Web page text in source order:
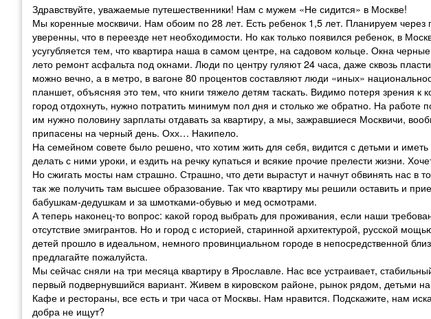
Здравствуйте, уважаемые путешественники! Нам с мужем «Не сидится» в Москве!
Мы коренные москвичи. Нам обоим по 28 лет. Есть ребенок 1,5 лет. Планируем через
уверенны, что в переезде нет необходимости. Но как только появился ребенок, в
усугубляется тем, что квартира наша в самом центре, на садовом кольце. Окна
лето ремонт асфальта под окнами. Люди по центру гуляют 24 часа, даже сквозь
можно вечно, а в метро, в вагоне 80 процентов составляют люди «иных»
планшет, объясняя это тем, что книги тяжело детям таскать. Видимо потеря зрения к
город отдохнуть, нужно потратить минимум пол дня и столько же обратно. На работе
им нужно половину зарплаты отдавать за квартиру, а мы, зажравшиеся Москвичи,
припасены на черный день. Охх… Накипело.
На семейном совете было решено, что хотим жить для себя, видится с детьми и
делать с ними уроки, и ездить на речку купаться и всякие прочие прелести жизни.
Но сжигать мосты нам страшно. Страшно, что дети вырастут и начнут обвинять нас в
так же получить там высшее образование. Так что квартиру мы решили оставить и
бабушкам-дедушкам и за шмотками-обувью и мед осмотрами.
А теперь наконец-то вопрос: какой город выбрать для проживания, если наши
отсутствие эмигрантов. Но и город с историей, старинной архитектурой, русской
детей прошло в идеальном, немного провинциальном городе в непосредственной
предлагайте пожалуйста.
Мы сейчас сняли на три месяца квартиру в Ярославле. Нас все устраивает,
первый подвернувшийся вариант. Живем в кировском районе, рынок рядом, детьми
Кафе и рестораны, все есть и три часа от Москвы. Нам нравится. Подскажите, нам
добра не ищут?